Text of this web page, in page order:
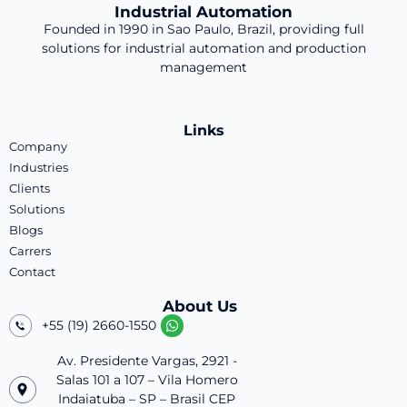
Industrial Automation
Founded in 1990 in Sao Paulo, Brazil, providing full
solutions for industrial automation and production
management
Links
Company
Industries
Clients
Solutions
Blogs
Carrers
Contact
About Us
+55 (19) 2660-1550
Av. Presidente Vargas, 2921 -
Salas 101 a 107 – Vila Homero
Indaiatuba – SP – Brasil CEP